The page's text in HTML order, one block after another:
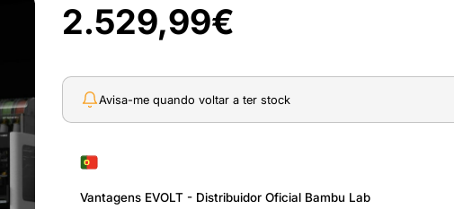
2.529,99€
Avisa-me quando voltar a ter stock
Vantagens EVOLT - Distribuidor Oficial Bambu Lab